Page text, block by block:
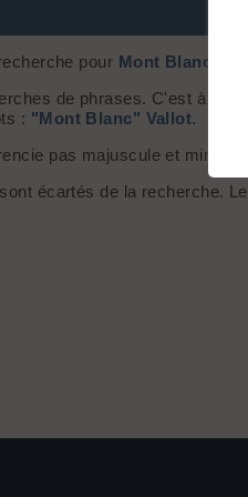
pour Mont Blanc
de phrases. C'est à dire
: "Mont Blanc" Vallot.
pas majuscule et
écartés de la recherche.